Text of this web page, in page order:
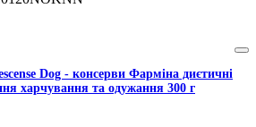
Dog - консерви Фарміна диєтичні
харчування та одужання 300 г